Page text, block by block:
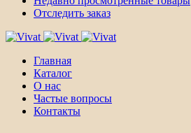
Отследить заказ
Главная
Каталог
О нас
Частые вопросы
Контакты